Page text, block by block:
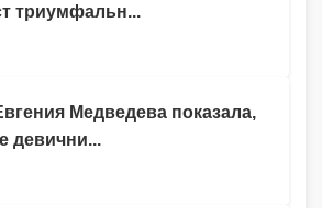
триумфальн...
Медведева показала,
девични...